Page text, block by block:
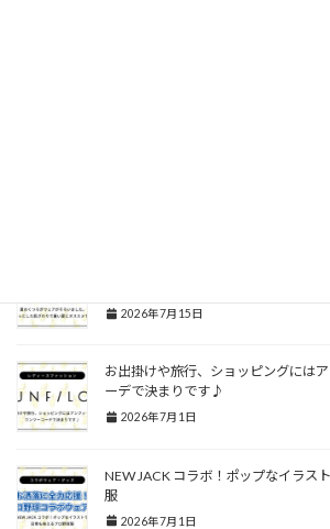
2026年7月15日
お出掛けや旅行、ショッピングには
ーデで決まりです♪
2026年7月1日
NEW JACK コラボ！ポップなイラス
服
2026年7月1日